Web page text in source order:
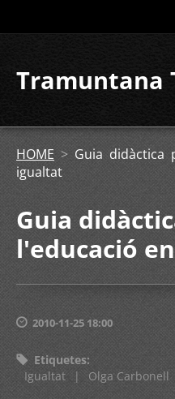
Tramuntana
HOME > Guia didàctica
igualtat
Guia
l'educació
2010-11-25 18:00
Etiquetes:
Igualtat
| Olga Carbonell